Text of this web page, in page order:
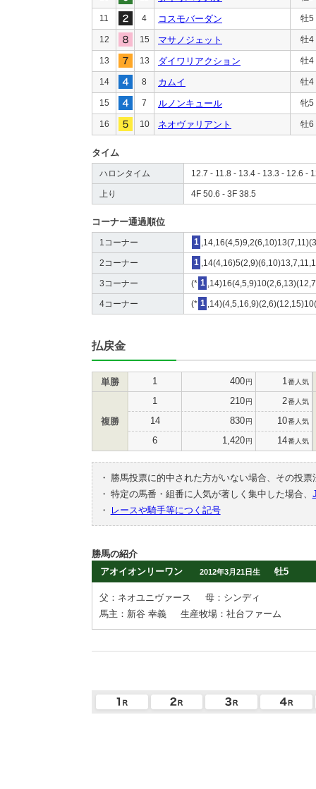
11 4 コスモバーダン 牡5
12 15 マサノジェット 牡4
13 13 ダイワリアクション 牡4
14 8 カムイ 牡4
15 7 ルノンキュール 牝5
16 10 ネオヴァリアント 牡6
タイム
ハロンタイム 12.7 - 11.8 - 13.4 - 13.3 - 12.6 -
上り 4F 50.6 - 3F 38.5
コーナー通過順位
1コーナー 1
2コーナー 1
3コーナー (* 1
4コーナー (* 1
払戻金
単勝 1 400円 1 番人気
複勝
1 210円 2番人気
14 830円 10番人気
6 1,420円 14番人気
・
勝馬投票に的中された方がいない場合、その投
・ 特定の馬番・組番に人気が著しく集中した場合、
・
レースや騎手等につく記号
勝馬の紹介
アオイオンリーワン
2012年3月21日生 牡5
父：ネオユニヴァース
母：シンディ
馬主：新谷 幸義
生産牧場：社台ファーム